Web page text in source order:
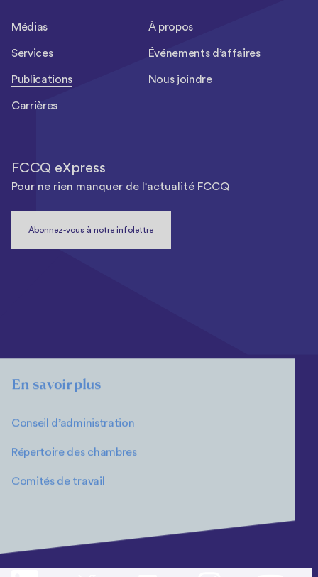
En savoir plus
Conseil d’administration
Répertoire des chambres
Comités de travail
Médias À propos
Services Événements d’affaires
Publications Nous joindre
Carrières
FCCQ eXpress
Pour ne rien manquer de l'actualité FCCQ
Abonnez-vous à notre infolettre